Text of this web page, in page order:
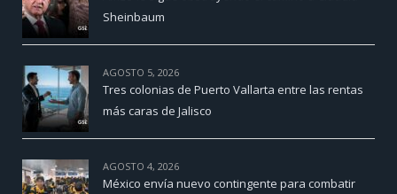
Sheinbaum
AGOSTO 5, 2026
Tres colonias de Puerto Vallarta entre las rentas
más caras de Jalisco
AGOSTO 4, 2026
México envía nuevo contingente para combatir